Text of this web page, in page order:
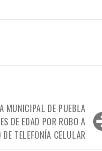
MUNICIPAL DE PUEBLA
DE EDAD POR ROBO A
TELEFONÍA CELULAR